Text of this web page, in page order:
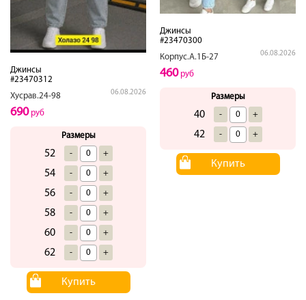
Джинсы
#23470312
Хусрав.24-98
06.08.2026
690руб
Размеры
52 - +
54 - +
56 - +
58 - +
60 - +
62 - +
Купить
Джинсы
#23470300
Корпус.А.1Б-27
06.08.2026
460руб
Размеры
40 - +
42 - +
Купить